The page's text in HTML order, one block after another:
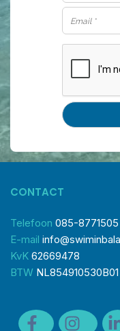
CONTACT
Telefoon 085-8771505
E-mail
KvK 62669478
BTW NL854910530B01